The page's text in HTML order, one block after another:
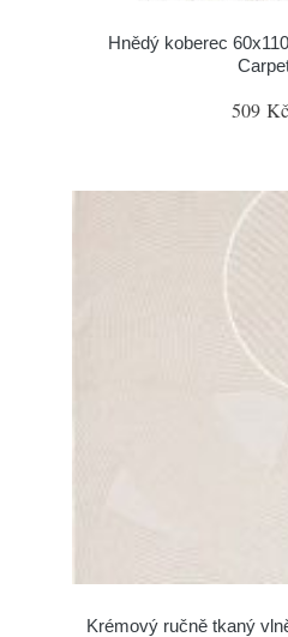
Hnědý koberec
509 Kč
Krémový ručně tkaný